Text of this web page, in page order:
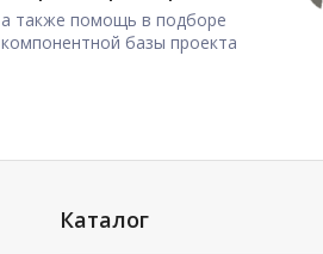
а также помощь в подборе
компонентной базы проекта
Каталог